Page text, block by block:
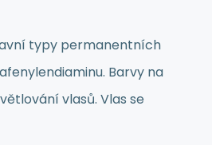
typy permanentních
Barvy na
vlasů. Vlas se